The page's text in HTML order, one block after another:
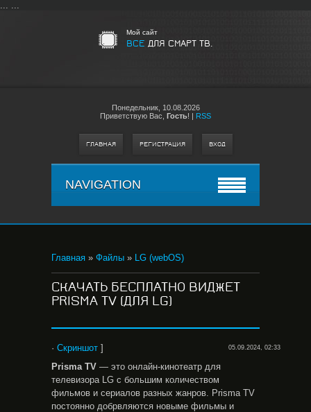
... ...
Мой сайт
ВСЕ ДЛЯ СМАРТ ТВ.
Понедельник, 10.08.2026
Приветствую Вас Гость! | RSS
ГЛАВНАЯ РЕГИСТРАЦИЯ ВХОД
NAVIGATION
Главная » Файлы » LG (webOS)
СКАЧАТЬ БЕСПЛАТНО ВИДЖЕТ
PRISMA TV (ДЛЯ LG)
· Скриншот ] 05.09.2024, 02:33
Prisma TV — это онлайн-кинотеатр для
телевизора LG с большим количеством
фильмов и сериалов разных жанров. Prisma ТV
постоянно добрвляются новыме фильмы и